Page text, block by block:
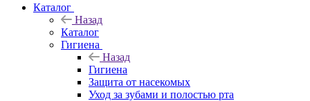
Каталог
Назад
Каталог
Гигиена
Назад
Гигиена
Защита от насекомых
Уход за зубами и полостью рта